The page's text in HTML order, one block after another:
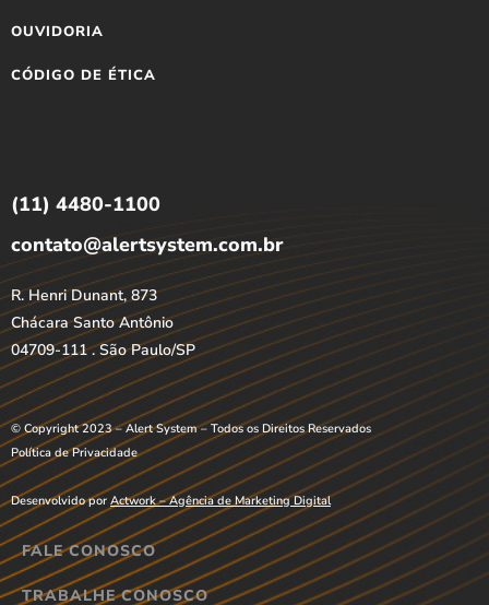
OUVIDORIA
CÓDIGO DE ÉTICA
(11) 4480-1100
contato@alertsystem.com.br
R. Henri Dunant, 873
Chácara Santo Antônio
04709-111 . São Paulo/SP
© Copyright 2023 – Alert System – Todos os Direitos Reservados
Política de Privacidade
Desenvolvido por Actwork – Agência de Marketing Digital
FALE CONOSCO
TRABALHE CONOSCO